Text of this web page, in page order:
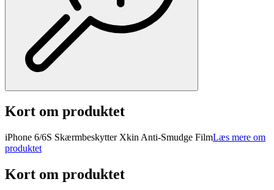
Kort om produktet
iPhone 6/6S Skærmbeskytter Xkin Anti-Smudge FilmLæs mere om
produktet
Kort om produktet